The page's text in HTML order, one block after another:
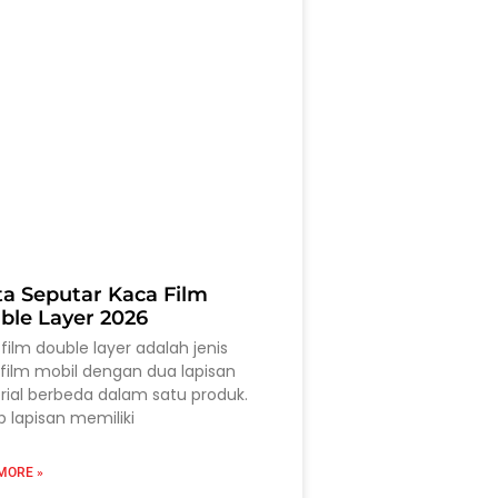
Seputar Kaca Film
Layer 2026
double layer adalah jenis
mobil dengan dua lapisan
berbeda dalam satu produk.
lapisan memiliki
»